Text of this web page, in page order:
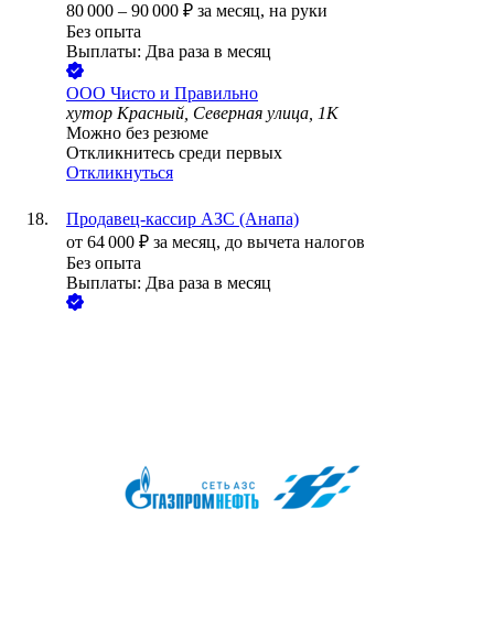
80 000 – 90 000 ₽ за месяц, на руки
Без опыта
Выплаты: Два раза в месяц
ООО Чисто и Правильно
хутор Красный, Северная улица, 1К
Можно без резюме
Откликнитесь среди первых
Откликнуться
Продавец-кассир АЗС (Анапа)
от 64 000 ₽ за месяц, до вычета налогов
Без опыта
Выплаты: Два раза в месяц